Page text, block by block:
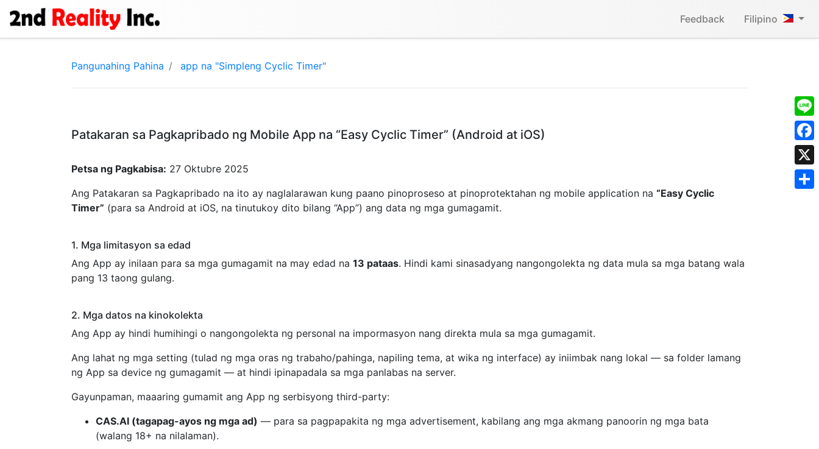
Feedback Filipino
Line
X
Pangunahing Pahina app na "Simpleng Cyclic Timer"
Patakaran sa Pagkapribado ng Mobile App na “Easy Cyclic Timer” (Android at iOS)
Petsa ng Pagkabisa: 27 Oktubre 2025
Ang Patakaran sa Pagkapribado na ito ay naglalarawan kung paano pinoproseso at pinoprotektahan ng mobile application na “Easy Cyclic
Timer” (para sa Android at iOS, na tinutukoy dito bilang “App”) ang data ng mga gumagamit.
1. Mga limitasyon sa edad
Ang App ay inilaan para sa mga gumagamit na may edad na 13 pataas. Hindi kami sinasadyang nangongolekta ng data mula sa mga batang wala
pang 13 taong gulang.
2. Mga datos na kinokolekta
Ang App ay hindi humihingi o nangongolekta ng personal na impormasyon nang direkta mula sa mga gumagamit.
Ang lahat ng mga setting (tulad ng mga oras ng trabaho/pahinga, napiling tema, at wika ng interface) ay iniimbak nang lokal — sa folder lamang
ng App sa device ng gumagamit — at hindi ipinapadala sa mga panlabas na server.
Gayunpaman, maaaring gumamit ang App ng serbisyong third-party:
CAS.AI (tagapag-ayos ng mga ad) — para sa pagpapakita ng mga advertisement, kabilang ang mga akmang panoorin ng mga bata
(walang 18+ na nilalaman).